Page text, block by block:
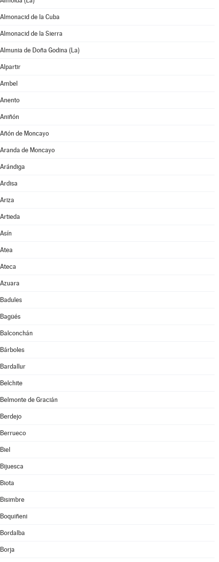
Almonacid de la Cuba
Almonacid de la Sierra
Almunia de Doña Godina (La)
Alpartir
Ambel
Anento
Aniñón
Añón de Moncayo
Aranda de Moncayo
Arándiga
Ardisa
Ariza
Artieda
Asín
Atea
Ateca
Azuara
Badules
Bagüés
Balconchán
Bárboles
Bardallur
Belchite
Belmonte de Gracián
Berdejo
Berrueco
Biel
Bijuesca
Biota
Bisimbre
Boquiñeni
Bordalba
Borja